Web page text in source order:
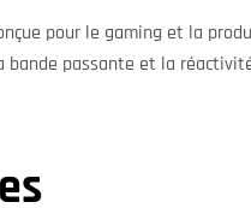
pour le gaming et la
passante et la